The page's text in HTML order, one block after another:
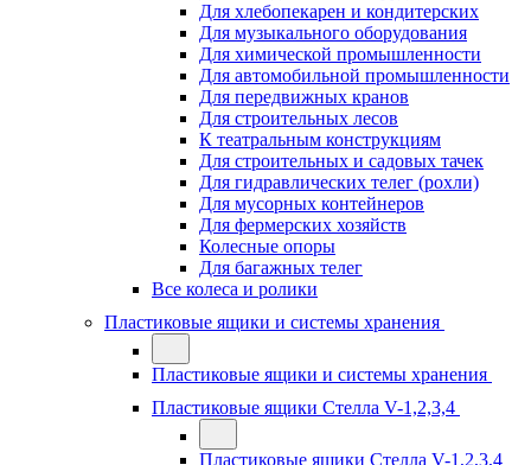
Для хлебопекарен и кондитерских
Для музыкального оборудования
Для химической промышленности
Для автомобильной промышленности
Для передвижных кранов
Для строительных лесов
К театральным конструкциям
Для строительных и садовых тачек
Для гидравлических телег (рохли)
Для мусорных контейнеров
Для фермерских хозяйств
Колесные опоры
Для багажных телег
Все колеса и ролики
Пластиковые ящики и системы хранения
Пластиковые ящики и системы хранения
Пластиковые ящики Стелла V-1,2,3,4
Пластиковые ящики Стелла V-1,2,3,4